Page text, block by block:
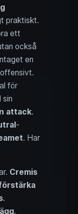
praktiskt.
ett
också
en
för
sin
attack.
-
. Har
Cremis
.
.